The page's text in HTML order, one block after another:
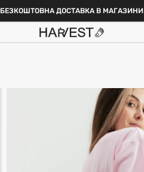
БЕЗКОШТОВНА ДОСТАВКА В МАГАЗИНИ